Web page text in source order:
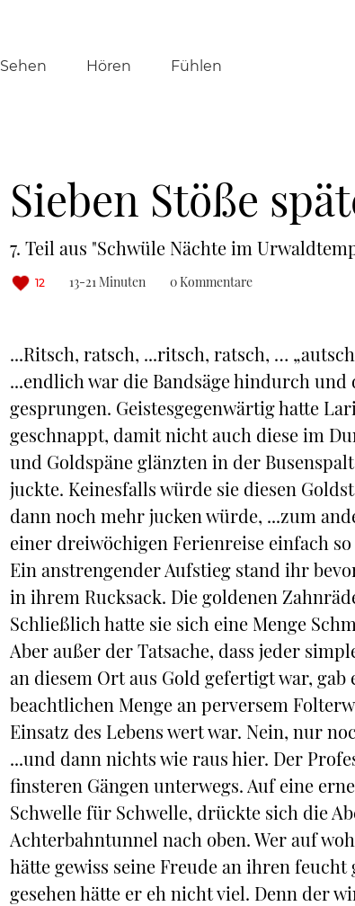
Sehen Hören Fühlen
Sieben Stöße
7. Teil aus "Schwüle Nächte im
12 13-21 Minuten 0 Kommentare
...Ritsch, ratsch, ...ritsch, ratsch, …
...endlich war die Bandsäge hindurch
gesprungen. Geistesgegenwärtig hatte
geschnappt, damit nicht auch diese im
und Goldspäne glänzten in der
juckte. Keinesfalls würde sie diesen
dann noch mehr jucken würde, ...zum
einer dreiwöchigen Ferienreise einfach
Ein anstrengender Aufstieg stand ihr
in ihrem Rucksack. Die goldenen
Schließlich hatte sie sich eine Menge
Aber außer der Tatsache, dass jeder
an diesem Ort aus Gold gefertigt war, gab
beachtlichen Menge an perversem
Einsatz des Lebens wert war. Nein, nur
...und dann nichts wie raus hier. Der
finsteren Gängen unterwegs. Auf eine
Schwelle für Schwelle, drückte sich die
Achterbahntunnel nach oben. Wer auf
hätte gewiss seine Freude an ihren
gesehen hätte er eh nicht viel. Denn der